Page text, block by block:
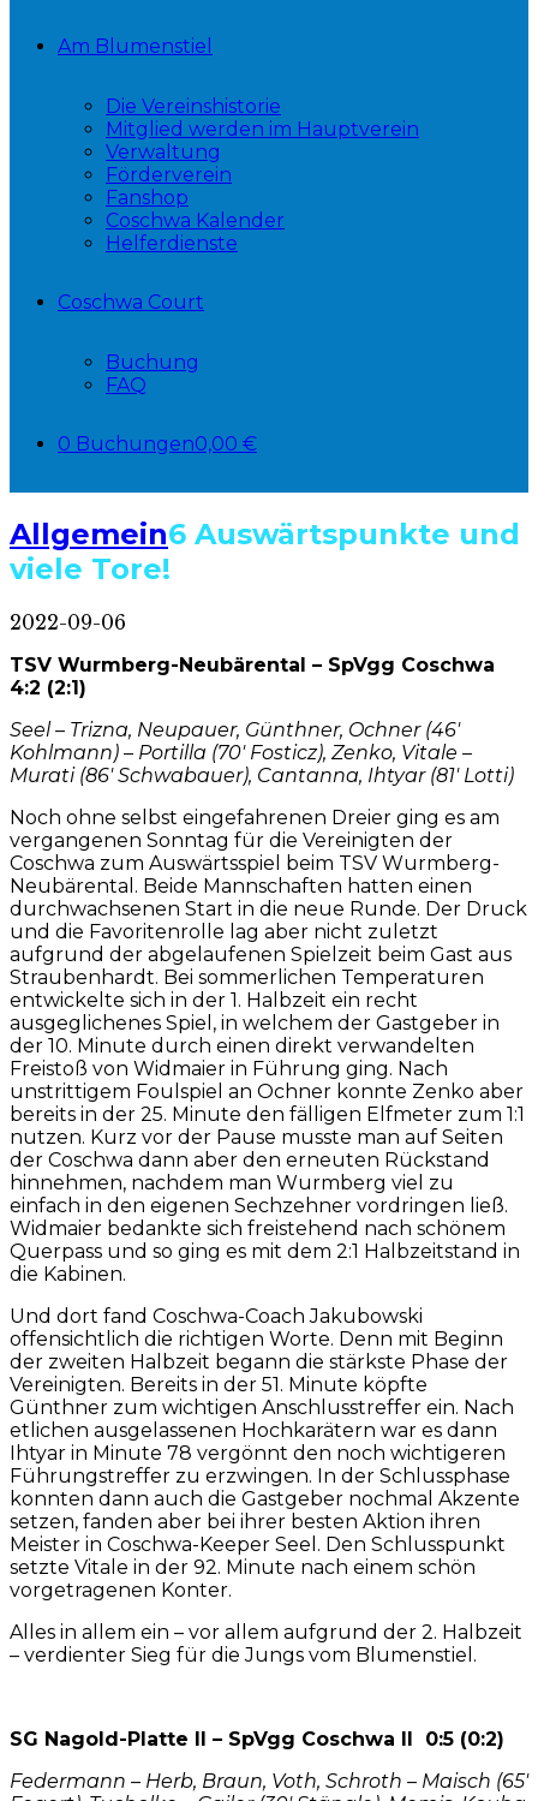
Am Blumenstiel
Die Vereinshistorie
Mitglied werden im Hauptverein
Verwaltung
Förderverein
Fanshop
Coschwa Kalender
Helferdienste
Coschwa Court
Buchung
FAQ
0 Buchungen0,00 €
Allgemein6 Auswärtspunkte und
viele Tore!
2022-09-06
TSV Wurmberg-Neubärental – SpVgg Coschwa
4:2 (2:1)
Seel – Trizna, Neupauer, Günthner, Ochner (46′
Kohlmann) – Portilla (70′ Fosticz), Zenko, Vitale –
Murati (86′ Schwabauer), Cantanna, Ihtyar (81′ Lotti)
Noch ohne selbst eingefahrenen Dreier ging es am
vergangenen Sonntag für die Vereinigten der
Coschwa zum Auswärtsspiel beim TSV Wurmberg-
Neubärental. Beide Mannschaften hatten einen
durchwachsenen Start in die neue Runde. Der Druck
und die Favoritenrolle lag aber nicht zuletzt
aufgrund der abgelaufenen Spielzeit beim Gast aus
Straubenhardt. Bei sommerlichen Temperaturen
entwickelte sich in der 1. Halbzeit ein recht
ausgeglichenes Spiel, in welchem der Gastgeber in
der 10. Minute durch einen direkt verwandelten
Freistoß von Widmaier in Führung ging. Nach
unstrittigem Foulspiel an Ochner konnte Zenko aber
bereits in der 25. Minute den fälligen Elfmeter zum 1:1
nutzen. Kurz vor der Pause musste man auf Seiten
der Coschwa dann aber den erneuten Rückstand
hinnehmen, nachdem man Wurmberg viel zu
einfach in den eigenen Sechzehner vordringen ließ.
Widmaier bedankte sich freistehend nach schönem
Querpass und so ging es mit dem 2:1 Halbzeitstand in
die Kabinen.
Und dort fand Coschwa-Coach Jakubowski
offensichtlich die richtigen Worte. Denn mit Beginn
der zweiten Halbzeit begann die stärkste Phase der
Vereinigten. Bereits in der 51. Minute köpfte
Günthner zum wichtigen Anschlusstreffer ein. Nach
etlichen ausgelassenen Hochkarätern war es dann
Ihtyar in Minute 78 vergönnt den noch wichtigeren
Führungstreffer zu erzwingen. In der Schlussphase
konnten dann auch die Gastgeber nochmal Akzente
setzen, fanden aber bei ihrer besten Aktion ihren
Meister in Coschwa-Keeper Seel. Den Schlusspunkt
setzte Vitale in der 92. Minute nach einem schön
vorgetragenen Konter.
Alles in allem ein – vor allem aufgrund der 2. Halbzeit
– verdienter Sieg für die Jungs vom Blumenstiel.
SG Nagold-Platte II – SpVgg Coschwa II 0:5 (0:2)
Federmann – Herb, Braun, Voth, Schroth – Maisch (65′